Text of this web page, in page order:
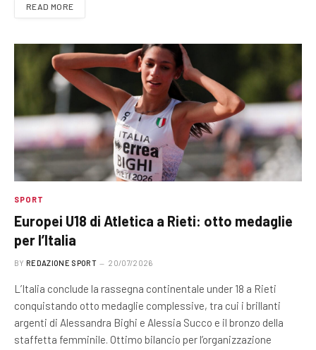
READ MORE
SPORT
Europei U18 di Atletica a Rieti: otto medaglie
per l’Italia
BY REDAZIONE SPORT 20/07/2026
L’Italia conclude la rassegna continentale under 18 a Rieti
conquistando otto medaglie complessive, tra cui i brillanti
argenti di Alessandra Bighi e Alessia Succo e il bronzo della
staffetta femminile. Ottimo bilancio per l’organizzazione